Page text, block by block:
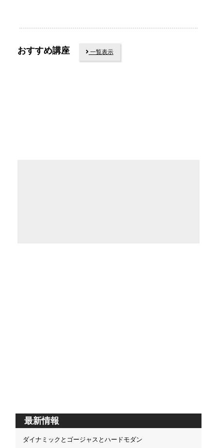
おすすめ講座 一覧表示
最新情報
ダイナミックとゴージャスとハードモダン